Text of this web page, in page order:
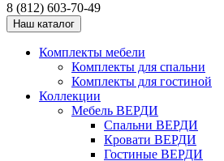
8 (812) 603-70-49
Наш каталог
Комплекты мебели
Комплекты для спальни
Комплекты для гостиной
Коллекции
Мебель ВЕРДИ
Спальни ВЕРДИ
Кровати ВЕРДИ
Гостиные ВЕРДИ